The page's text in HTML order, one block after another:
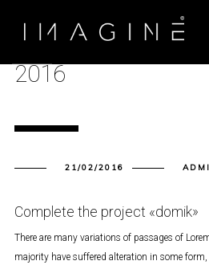
2016
21/02/2016
Complete the project «domik»
There are many variations of passages of
majority have suffered alteration in some